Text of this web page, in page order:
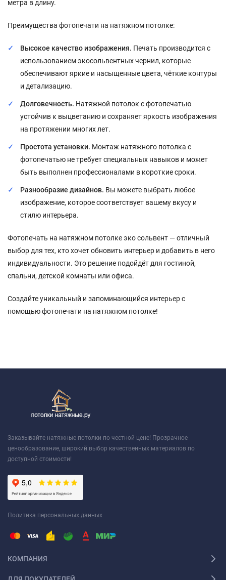
метра в длину.
Преимущества фотопечати на натяжном потолке:
Высокое качество изображения. Печать производится с
использованием экосольвентных чернил, которые
обеспечивают яркие и насыщенные цвета, чёткие контуры
и детализацию.
Долговечность. Натяжной потолок с фотопечатью
устойчив к выцветанию и сохраняет яркость изображения
на протяжении многих лет.
Простота установки. Монтаж натяжного потолка с
фотопечатью не требует специальных навыков и может
быть выполнен профессионалами в короткие сроки.
Разнообразие дизайнов. Вы можете выбрать любое
изображение, которое соответствует вашему вкусу и
стилю интерьера.
Фотопечать на натяжном потолке эко сольвент — отличный
выбор для тех, кто хочет обновить интерьер и добавить в него
индивидуальности. Это решение подойдёт для гостиной,
спальни, детской комнаты или офиса.
Создайте уникальный и запоминающийся интерьер с
помощью фотопечати на натяжном потолке!
Заказывайте натяжные потолки по честной цене! Прозрачное
ценообразование, широкий выбор качественных материалов по
доступной стоимости!
Политика персональных данных
КОМПАНИЯ